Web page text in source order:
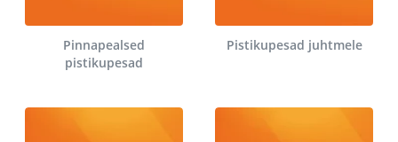
Pinnapealsed
pistikupesad
Pistikupesad juhtmele